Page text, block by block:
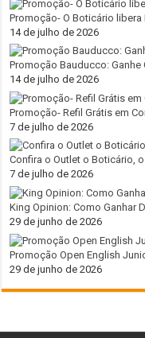
Promoção- O Boticário libera
14 de julho de 2026
Promoção Bauducco: Ganhe
14 de julho de 2026
Promoção- Refil Grátis em
7 de julho de 2026
Confira o Outlet o Boticário,
7 de julho de 2026
King Opinion: Como Ganhar
29 de junho de 2026
Promoção Open English
29 de junho de 2026